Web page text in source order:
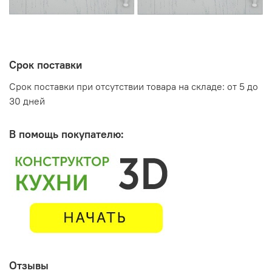
Срок поставки
Срок поставки при отсутствии товара на складе: от 5 до
30 дней
В помощь покупателю:
Отзывы